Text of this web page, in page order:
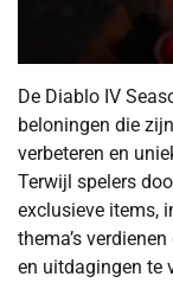
De Diablo IV
beloningen die
verbeteren en
Terwijl spelers
exclusieve items,
thema’s
en uitdagingen te